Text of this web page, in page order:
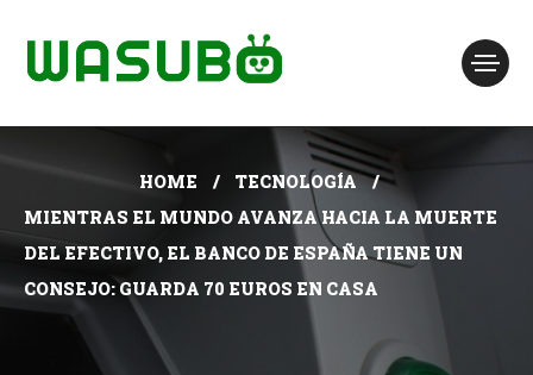
HOME
TECNOLOGÍA
MIENTRAS EL MUNDO AVANZA HACIA LA MUERTE
DEL EFECTIVO, EL BANCO DE ESPAÑA TIENE UN
CONSEJO: GUARDA 70 EUROS EN CASA